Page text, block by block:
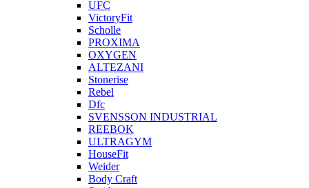
UFC
VictoryFit
Scholle
PROXIMA
OXYGEN
ALTEZANI
Stonerise
Rebel
Dfc
SVENSSON INDUSTRIAL
REEBOK
ULTRAGYM
HouseFit
Weider
Body Craft